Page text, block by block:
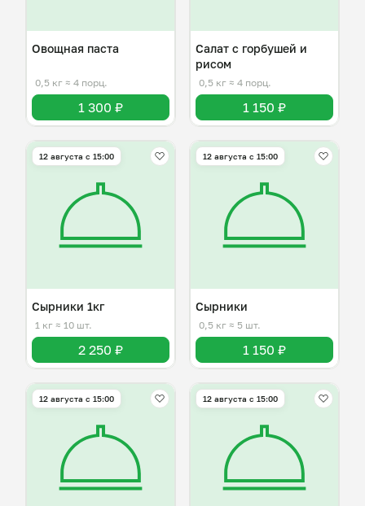
Овощная паста
0,5 кг ≈ 4 порц.
1 300 ₽
Салат с горбушей и
рисом
0,5 кг ≈ 4 порц.
1 150 ₽
12 августа с 15:00
Сырники 1кг
1 кг ≈ 10 шт.
2 250 ₽
12 августа с 15:00
Сырники
0,5 кг ≈ 5 шт.
1 150 ₽
12 августа с 15:00 12 августа с 15:00